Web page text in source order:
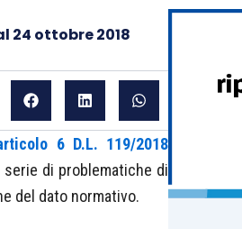
24 ottobre 2018
6 D.L. 119/2018
di problematiche di
del dato normativo.